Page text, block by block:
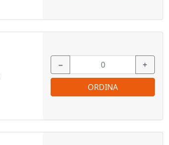
− +
ORDINA